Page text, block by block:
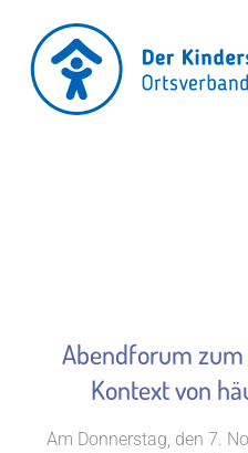
Abendforum
Kontext von
Am Donnerstag, den 7.